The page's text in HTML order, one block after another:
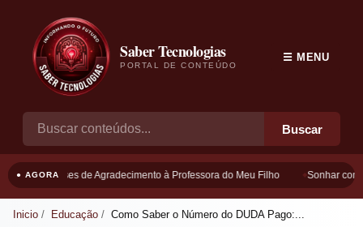
Saber Tecnologias
PORTAL DE CONTEÚDO
Buscar
☰ MENU
● AGORAFrases de Agradecimento à Professora do Meu Filho Sonhar com
Inicio Educação Como Saber o Número do DUDA Pago:...